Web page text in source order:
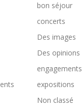
bon séjour
concerts
Des images
Des opinions
engagements
expositions
Non classé